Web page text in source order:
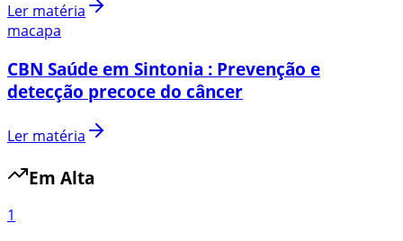
Ler matéria
macapa
CBN Saúde em Sintonia : Prevenção e
detecção precoce do câncer
Ler matéria
Em Alta
1